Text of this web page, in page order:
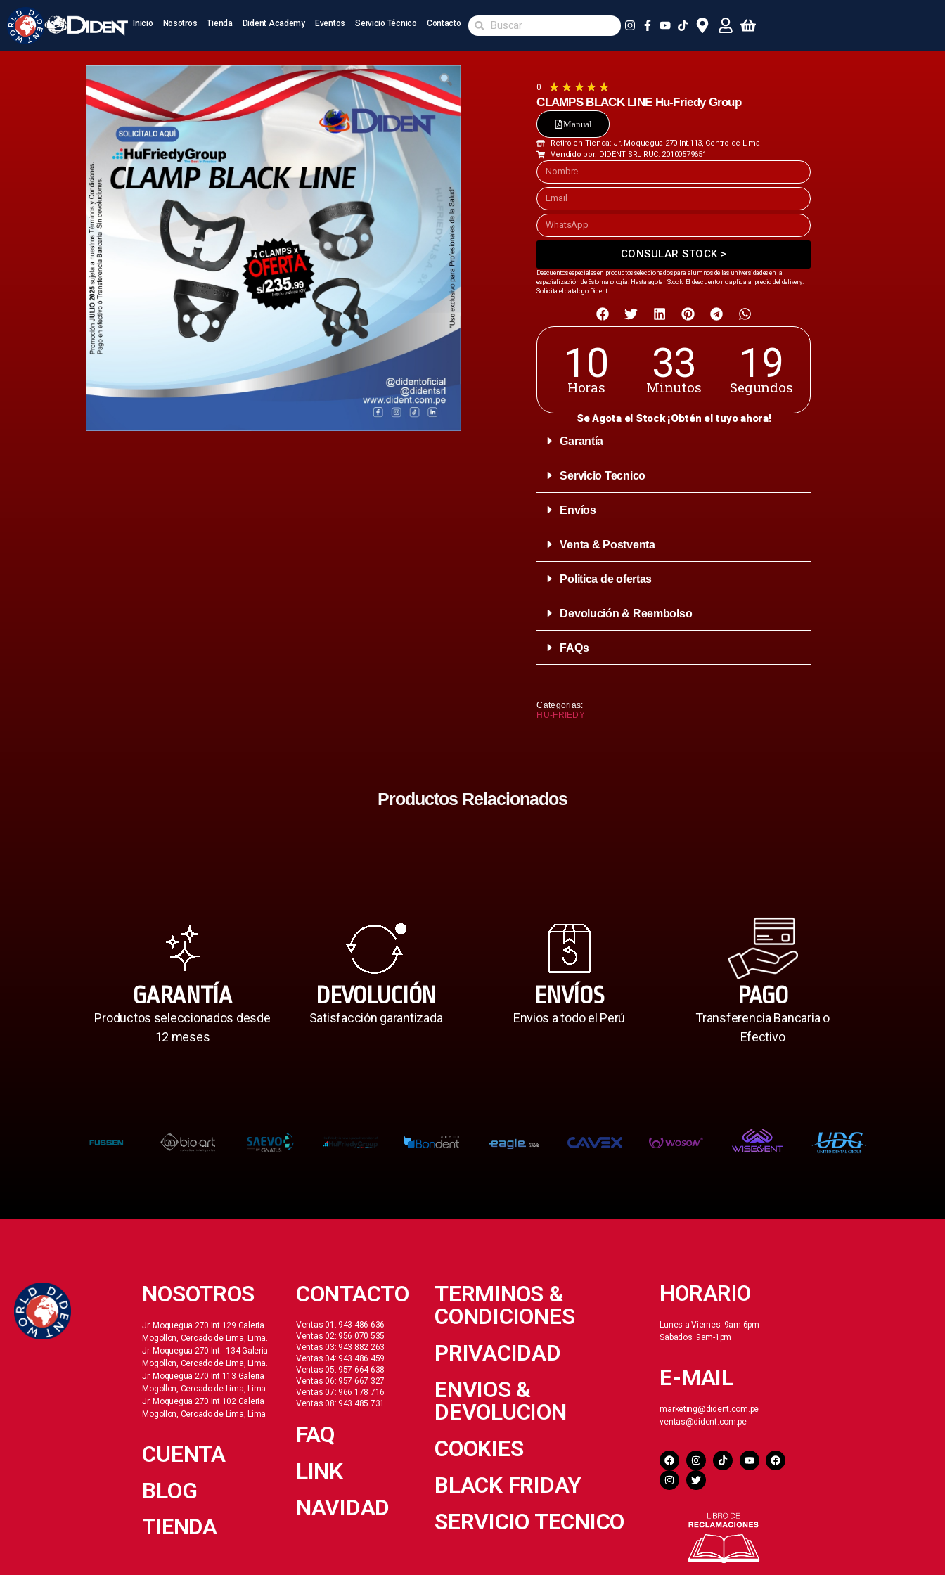
Inicio Nosotros Tienda Dident Academy Eventos Servicio Técnico Contacto
0 ★ ★ ★★ ★
CLAMPS BLACK LINE Hu-Friedy Group
Manual
Retiro en Tienda: Jr. Moquegua 270 Int.113, Centro de Lima
Vendido por: DIDENT SRL RUC: 20100579651
CONSULAR STOCK >
Descuentos especiales en productos seleccionados para alumnos de las universidades en la
especialización de Estomatología. Hasta agotar Stock. El descuento no aplica al precio del delivery.
Solicita el catalogo Dident.
10
Horas
33
Minutos
18
Segundos
Se Agota el Stock ¡Obtén el tuyo ahora!
Garantía
Servicio Tecnico
Envíos
Venta & Postventa
Politica de ofertas
Devolución & Reembolso
FAQs
Categorias:
HU-FRIEDY
Productos Relacionados
GARANTÍA
Productos seleccionados desde
12 meses
DEVOLUCIÓN
Satisfacción garantizada
ENVÍOS
Envios a todo el Perú
PAGO
Transferencia Bancaria o
Efectivo
NOSOTROS
Jr. Moquegua 270 Int.129 Galeria
Mogollon, Cercado de Lima, Lima.
Jr. Moquegua 270 Int. 134 Galeria
Mogollon, Cercado de Lima, Lima.
Jr. Moquegua 270 Int.113 Galeria
Mogollon, Cercado de Lima, Lima.
Jr. Moquegua 270 Int.102 Galeria
Mogollon, Cercado de Lima, Lima
CUENTA
BLOG
TIENDA
CONTACTO
Ventas 01: 943 486 636
Ventas 02: 956 070 535
Ventas 03: 943 882 263
Ventas 04: 943 486 459
Ventas 05: 957 664 638
Ventas 06: 957 667 327
Ventas 07: 966 178 716
Ventas 08: 943 485 731
FAQ
LINK
NAVIDAD
TERMINOS &
CONDICIONES
PRIVACIDAD
ENVIOS &
DEVOLUCION
COOKIES
BLACK FRIDAY
SERVICIO TECNICO
HORARIO
Lunes a Viernes: 9am-6pm
Sabados: 9am-1pm
E-MAIL
marketing@dident.com.pe
ventas@dident.com.pe